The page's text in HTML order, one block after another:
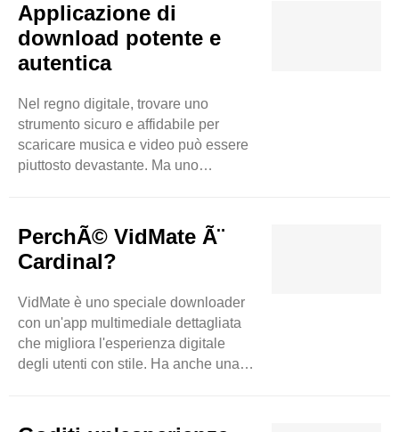
Applicazione di
download potente e
autentica
Nel regno digitale, trovare uno
strumento sicuro e affidabile per
scaricare musica e video può essere
piuttosto devastante. Ma uno
suoi concorrenti in meno tempo. Puoi
aspettarti download di musica e video
senza sforzo accedendo a siti Web
DailyMotion e molti altri. Con
VidMate, nulla è limitato perché è una
vasta piattaforma che espande i
ricercatori degli utenti ..
PerchÃ© VidMate Ã¨
Cardinal?
VidMate è uno speciale downloader
con un'app multimediale dettagliata
che migliora l'esperienza digitale
degli utenti con stile. Ha anche una
elementi per far risparmiare tempo